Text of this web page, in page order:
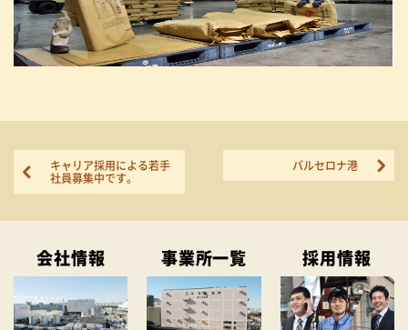
キャリア採用による若手
社員募集中です。
バルセロナ港
会社情報 事業所一覧 採用情報